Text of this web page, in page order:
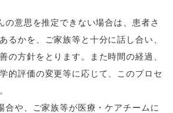
の意思を推定できない場合は、患者さ
るかを、ご家族等と十分に話し合い、
の方針をとります。また時間の経過、
的評価の変更等に応じて、このプロセ
合や、ご家族等が医療・ケアチームに